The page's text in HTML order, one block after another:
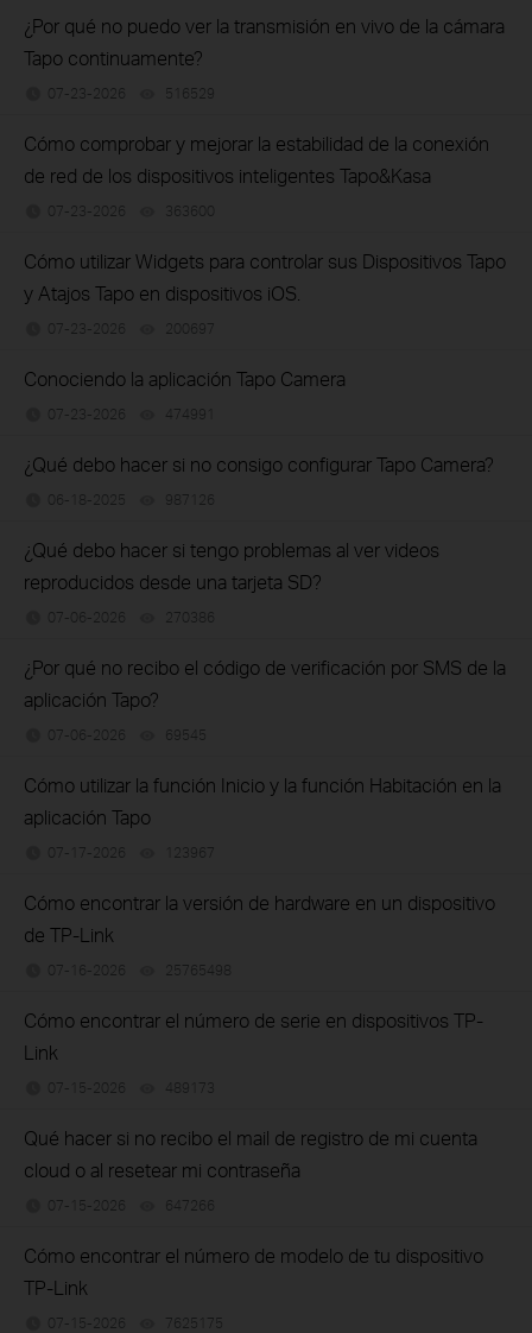
¿Por qué no puedo ver la transmisión en vivo de la cámara
Tapo continuamente?
07-23-2026 516529
Cómo comprobar y mejorar la estabilidad de la conexión
de red de los dispositivos inteligentes Tapo&Kasa
07-23-2026 363600
Cómo utilizar Widgets para controlar sus Dispositivos Tapo
y Atajos Tapo en dispositivos iOS.
07-23-2026 200697
Conociendo la aplicación Tapo Camera
07-23-2026 474991
¿Qué debo hacer si no consigo configurar Tapo Camera?
06-18-2025 987126
¿Qué debo hacer si tengo problemas al ver videos
reproducidos desde una tarjeta SD?
07-06-2026 270386
¿Por qué no recibo el código de verificación por SMS de la
aplicación Tapo?
07-06-2026 69545
Cómo utilizar la función Inicio y la función Habitación en la
aplicación Tapo
07-17-2026 123967
Cómo encontrar la versión de hardware en un dispositivo
de TP-Link
07-16-2026 25765498
Cómo encontrar el número de serie en dispositivos TP-
Link
07-15-2026 489173
Qué hacer si no recibo el mail de registro de mi cuenta
cloud o al resetear mi contraseña
07-15-2026 647266
Cómo encontrar el número de modelo de tu dispositivo
TP-Link
07-15-2026 7625175